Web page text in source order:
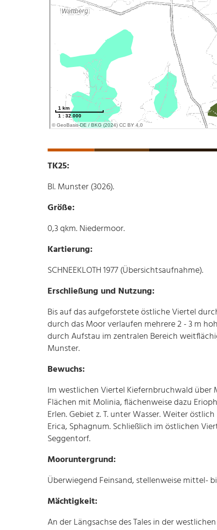
TK25:
Bl. Munster (3026).
Größe:
0,3 qkm. Niedermoor.
Kartierung:
SCHNEEKLOTH 1977 (Übersichtsaufnahme).
Erschließung und Nutzung:
Bis auf das aufgeforstete östliche Viertel
durch das Moor verlaufen mehrere 2 - 3 m
durch Aufstau im zentralen Bereich
Munster.
Bewuchs:
Im westlichen Viertel Kiefernbruchwald über
Flächen mit Molinia, flächenweise dazu
Erlen. Gebiet z. T. unter Wasser. Weiter
Erica, Sphagnum. Schließlich im östlichen
Seggentorf.
Mooruntergrund:
Überwiegend Feinsand, stellenweise mittel-
Mächtigkeit:
An der Längsachse des Tales in der